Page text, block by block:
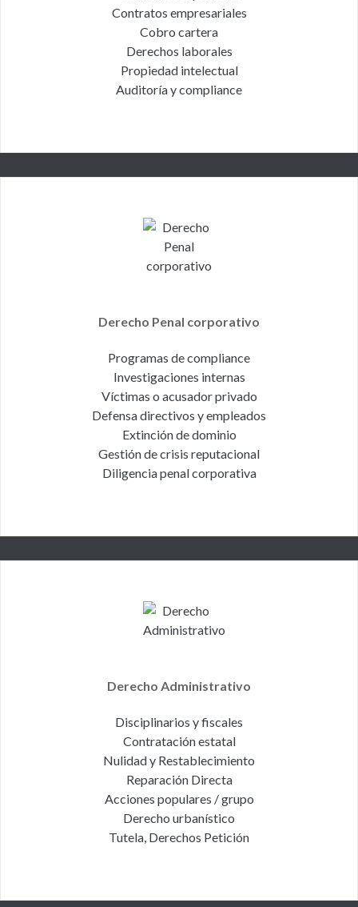
Contratos empresariales
Cobro cartera
Derechos laborales
Propiedad intelectual
Auditoría y compliance
Derecho Penal corporativo
Programas de compliance
Investigaciones internas
Víctimas o acusador privado
Defensa directivos y empleados
Extinción de dominio
Gestión de crisis reputacional
Diligencia penal corporativa
Derecho Administrativo
Disciplinarios y fiscales
Contratación estatal
Nulidad y Restablecimiento
Reparación Directa
Acciones populares / grupo
Derecho urbanístico
Tutela, Derechos Petición